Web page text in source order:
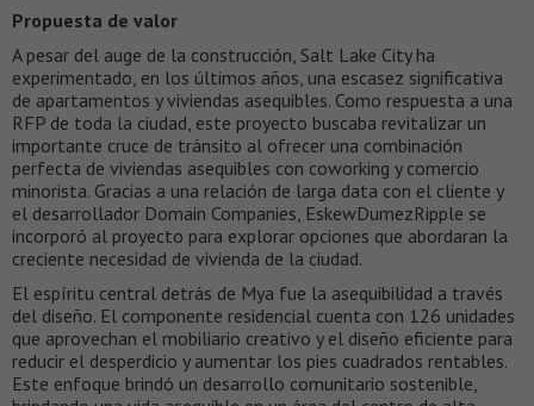
Propuesta de valor
A pesar del auge de la construcción, Salt Lake City ha
experimentado, en los últimos años, una escasez significativa
de apartamentos y viviendas asequibles. Como respuesta a una
RFP de toda la ciudad, este proyecto buscaba revitalizar un
importante cruce de tránsito al ofrecer una combinación
perfecta de viviendas asequibles con coworking y comercio
minorista. Gracias a una relación de larga data con el cliente y
el desarrollador Domain Companies, EskewDumezRipple se
incorporó al proyecto para explorar opciones que abordaran la
creciente necesidad de vivienda de la ciudad.
El espíritu central detrás de Mya fue la asequibilidad a través
del diseño. El componente residencial cuenta con 126 unidades
que aprovechan el mobiliario creativo y el diseño eficiente para
reducir el desperdicio y aumentar los pies cuadrados rentables.
Este enfoque brindó un desarrollo comunitario sostenible,